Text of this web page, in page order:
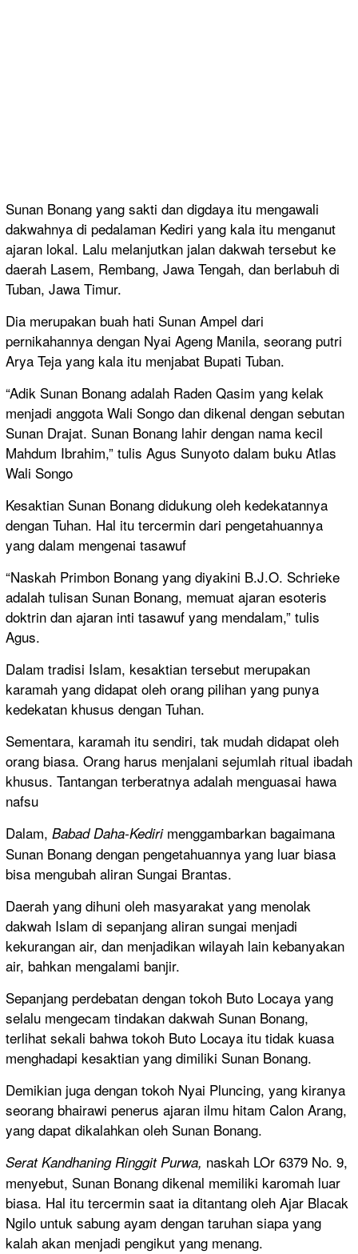
Sunan Bonang yang sakti dan digdaya itu mengawali
dakwahnya di pedalaman Kediri yang kala itu menganut
ajaran lokal. Lalu melanjutkan jalan dakwah tersebut ke
daerah Lasem, Rembang, Jawa Tengah, dan berlabuh di
Tuban, Jawa Timur.
Dia merupakan buah hati Sunan Ampel dari
pernikahannya dengan Nyai Ageng Manila, seorang putri
Arya Teja yang kala itu menjabat Bupati Tuban.
“Adik Sunan Bonang adalah Raden Qasim yang kelak
menjadi anggota Wali Songo dan dikenal dengan sebutan
Sunan Drajat. Sunan Bonang lahir dengan nama kecil
Mahdum Ibrahim,” tulis Agus Sunyoto dalam buku Atlas
Wali Songo
Kesaktian Sunan Bonang didukung oleh kedekatannya
dengan Tuhan. Hal itu tercermin dari pengetahuannya
yang dalam mengenai tasawuf
“Naskah Primbon Bonang yang diyakini B.J.O. Schrieke
adalah tulisan Sunan Bonang, memuat ajaran esoteris
doktrin dan ajaran inti tasawuf yang mendalam,” tulis
Agus.
Dalam tradisi Islam, kesaktian tersebut merupakan
karamah yang didapat oleh orang pilihan yang punya
kedekatan khusus dengan Tuhan.
Sementara, karamah itu sendiri, tak mudah didapat oleh
orang biasa. Orang harus menjalani sejumlah ritual ibadah
khusus. Tantangan terberatnya adalah menguasai hawa
nafsu
Dalam, Babad Daha-Kedirimenggambarkan bagaimana
Sunan Bonang dengan pengetahuannya yang luar biasa
bisa mengubah aliran Sungai Brantas.
Daerah yang dihuni oleh masyarakat yang menolak
dakwah Islam di sepanjang aliran sungai menjadi
kekurangan air, dan menjadikan wilayah lain kebanyakan
air, bahkan mengalami banjir.
Sepanjang perdebatan dengan tokoh Buto Locaya yang
selalu mengecam tindakan dakwah Sunan Bonang,
terlihat sekali bahwa tokoh Buto Locaya itu tidak kuasa
menghadapi kesaktian yang dimiliki Sunan Bonang.
Demikian juga dengan tokoh Nyai Pluncing, yang kiranya
seorang bhairawi penerus ajaran ilmu hitam Calon Arang,
yang dapat dikalahkan oleh Sunan Bonang.
Serat Kandhaning Ringgit Purwa, naskah LOr 6379 No. 9,
menyebut, Sunan Bonang dikenal memiliki karomah luar
biasa. Hal itu tercermin saat ia ditantang oleh Ajar Blacak
Ngilo untuk sabung ayam dengan taruhan siapa yang
kalah akan menjadi pengikut yang menang.